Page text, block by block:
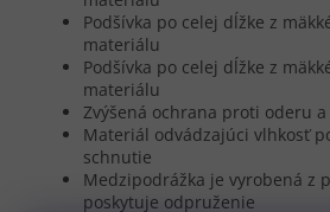
Podšívka po celej dĺžke z
materiálu
Podšívka po celej dĺžke z
materiálu
Zvýšená ochrana proti oderu
Materiál odvádzajúci vlhkosť
schnutie
Medzipodrážka je vyrobená z
poskytuje odpruženie